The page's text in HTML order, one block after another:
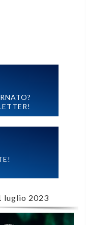
luglio 2023